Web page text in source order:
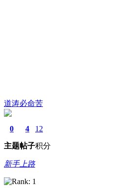
道涛必命苦
0
主题
4
帖子
12
积分
新手上路